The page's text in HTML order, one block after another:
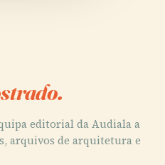
editorial da Audiala a
arquivos de arquitetura e